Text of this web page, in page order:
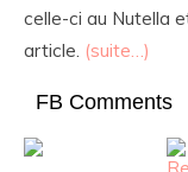
celle-ci au Nutella
article. (suite…)
FB Comments